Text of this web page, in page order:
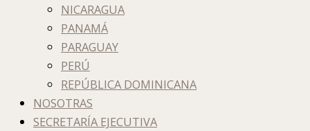
NICARAGUA
PANAMÁ
PARAGUAY
PERÚ
REPÚBLICA DOMINICANA
NOSOTRAS
SECRETARÍA EJECUTIVA